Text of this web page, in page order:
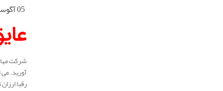
05 آگوست 2025
شرکت
آورید.
رقبا